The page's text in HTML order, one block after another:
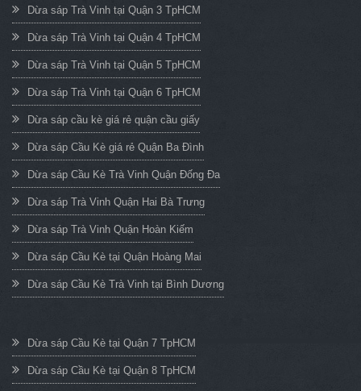
Dừa sáp Trà Vinh tại Quận 3 TpHCM
Dừa sáp Trà Vinh tại Quận 4 TpHCM
Dừa sáp Trà Vinh tại Quận 5 TpHCM
Dừa sáp Trà Vinh tại Quận 6 TpHCM
Dừa sáp cầu kè giá rẻ quận cầu giấy
Dừa sáp Cầu Kè giá rẻ Quận Ba Đình
Dừa sáp Cầu Kè Trà Vinh Quận Đống Đa
Dừa sáp Trà Vinh Quận Hai Bà Trưng
Dừa sáp Trà Vinh Quận Hoàn Kiếm
Dừa sáp Cầu Kè tại Quận Hoàng Mai
Dừa sáp Cầu Kè Trà Vinh tại Bình Dương
Dừa sáp Cầu Kè tại Quận 7 TpHCM
Dừa sáp Cầu Kè tại Quận 8 TpHCM